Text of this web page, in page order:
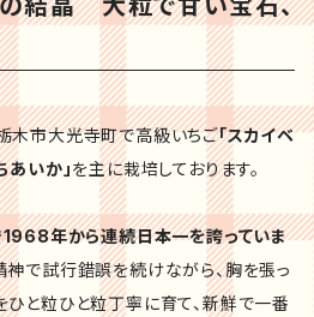
結晶 大粒で甘い宝石、
木市大光寺町で高級いちご「スカイベ
あいか」を主に栽培しております。
年から連続日本一を誇っていま
で試行錯誤を続けながら、胸を張っ
ひと粒ひと粒丁寧に育て、新鮮で一番